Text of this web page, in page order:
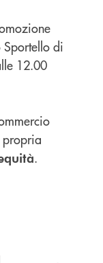
Sportello di
12.00
propria
.